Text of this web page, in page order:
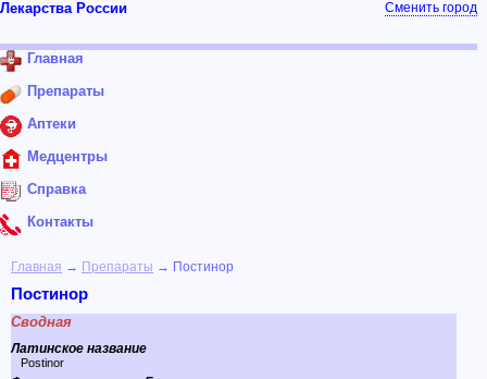
Лекарства России Сменить город
Главная
Препараты
Аптеки
Медцентры
Справка
Контакты
Главная → Препараты → Постинор
Постинор
Сводная
Латинское название
Postinor